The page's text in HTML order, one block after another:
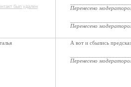
был удален
Перенесено
Перенесено
А вот и сбылись
Перенесено